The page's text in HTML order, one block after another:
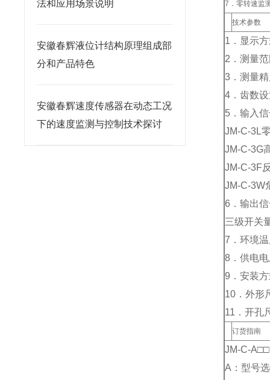
法和应用场景说明
安徽春辉液位计结构原理组成部
分和产品特色
安徽春辉速度传感器在动态工况
下的速度监测与控制技术探讨
7．零转速监
技术参数
1．显示
2．测量
3．测量
4．齿数
5．输入
JM-C-3L
JM-C-3G
JM-C-3F
JM-C-3W
6．输出
三级开关
7．环境
8．供电
9．安装
10．外形
11．开孔
订货指南
JM-C-
A：型号